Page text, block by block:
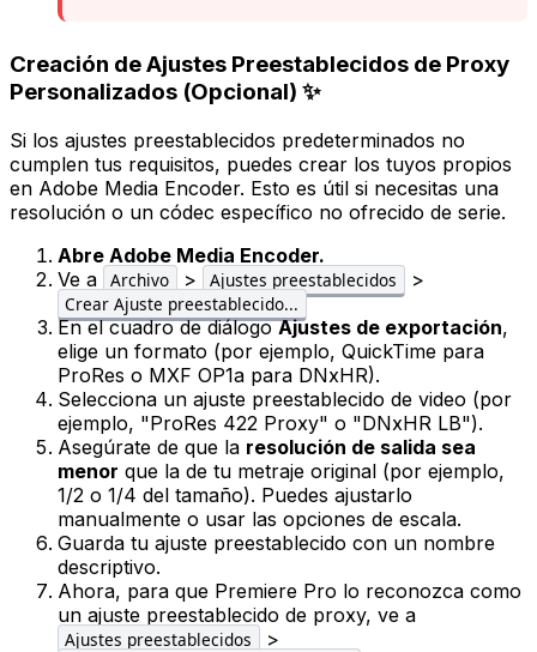
Creación de Ajustes Preestablecidos de Proxy
Personalizados (Opcional) ✨
Si los ajustes preestablecidos predeterminados no
cumplen tus requisitos, puedes crear los tuyos propios
en Adobe Media Encoder. Esto es útil si necesitas una
resolución o un códec específico no ofrecido de serie.
Abre Adobe Media Encoder.
Ve a
Archivo > Ajustes preestablecidos >
Crear Ajuste preestablecido...
En el cuadro de diálogoAjustes de exportación,
elige un formato (por ejemplo, QuickTime para
ProRes o MXF OP1a para DNxHR).
Selecciona un ajuste preestablecido de video (por
ejemplo, "ProRes 422 Proxy" o "DNxHR LB").
Asegúrate de que la resolución de salida sea
menor que la de tu metraje original (por ejemplo,
1/2 o 1/4 del tamaño). Puedes ajustarlo
manualmente o usar las opciones de escala.
Guarda tu ajuste preestablecido con un nombre
descriptivo.
Ahora, para que Premiere Pro lo reconozca como
un ajuste preestablecido de proxy, ve a
Ajustes preestablecidos >